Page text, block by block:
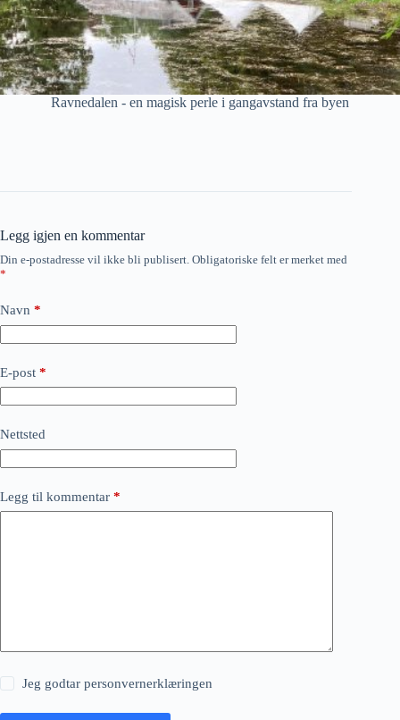
Ravnedalen - en magisk perle i gangavstand fra byen
Legg igjen en kommentar
Din e-postadresse vil ikke bli publisert. Obligatoriske felt er merket med
*
Navn *
E-post *
Nettsted
Legg til kommentar *
Jeg godtarpersonvernerklæringen